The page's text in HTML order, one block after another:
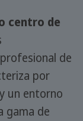
centro de
de
por
un entorno
gama de